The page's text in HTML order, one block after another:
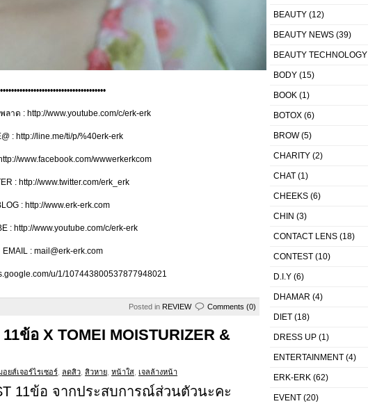
••••••••••••••••••••••••••••••••••••••
ลาด : http://www.youtube.com/c/erk-erk
: http://line.me/ti/p/%40erk-erk
www.facebook.com/wwwerkerkcom
: http://www.twitter.com/erk_erk
: http://www.erk-erk.com
: http://www.youtube.com/c/erk-erk
EMAIL : mail@erk-erk.com
u/1/107443800537877948021
Posted in REVIEW Comments (0)
ข้อ X TOMEI MOISTURIZER &
อยส์เจอร์ไรเซอร์ ลดสิว สิวหาย หน้าใส เจลล้างหน้า
11ข้อ จากประสบการณ์ส่วนตัวนะคะ
BEAUTY (12)
BEAUTY NEWS (39)
BEAUTY TECHNOLOGY
BODY (15)
BOOK (1)
BOTOX (6)
BROW(5)
CHARITY (2)
CHAT (1)
CHEEKS (6)
CHIN (3)
CONTACT LENS (18)
CONTEST (10)
D.I.Y (6)
DHAMAR (4)
DIET (18)
DRESS UP (1)
ENTERTAINMENT (4)
ERK-ERK (62)
EVENT (20)